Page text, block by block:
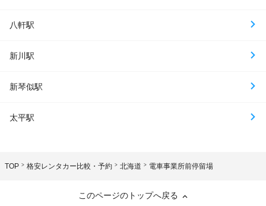
八軒駅
新川駅
新琴似駅
太平駅
TOP 格安レンタカー比較・予約 北海道 電車事業所前停留場
このページのトップへ戻る